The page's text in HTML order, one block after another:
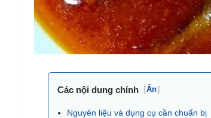
Các nội dung chính [Ẩn]
Nguyên liệu và dụng cụ cần chuẩn bị